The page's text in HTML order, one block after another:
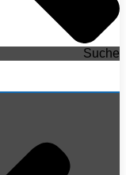
Suche